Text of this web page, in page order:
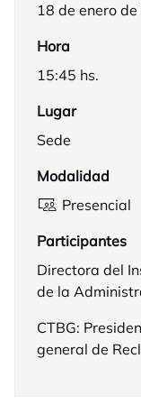
18 de enero
Hora
15:45 hs.
Lugar
Sede
Modalidad
Presencial
Participantes
Directora del
de la
CTBG:
general de